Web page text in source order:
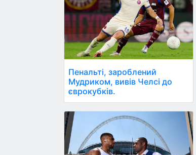
Пенальті, зароблений
Мудриком, вивів Челсі до
єврокубків.